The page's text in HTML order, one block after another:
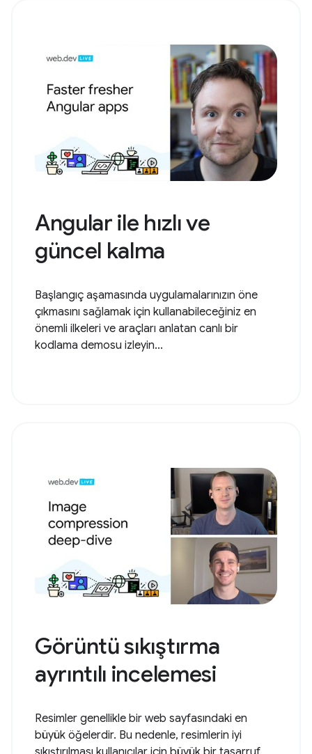
Angular ile hızlı ve
güncel kalma
Başlangıç aşamasında uygulamalarınızın öne
çıkmasını sağlamak için kullanabileceğiniz en
önemli ilkeleri ve araçları anlatan canlı bir
kodlama demosu izleyin...
Görüntü sıkıştırma
ayrıntılı incelemesi
Resimler genellikle bir web sayfasındaki en
büyük öğelerdir. Bu nedenle, resimlerin iyi